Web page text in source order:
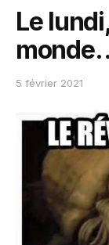
Le
5 février 2021